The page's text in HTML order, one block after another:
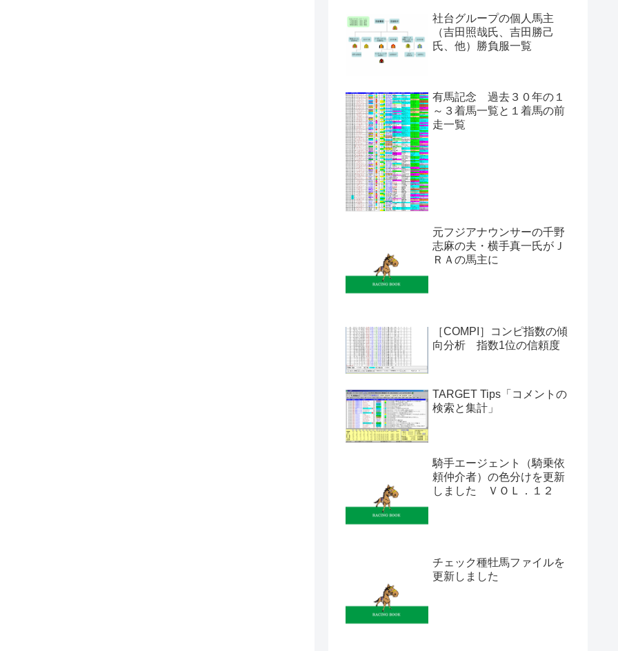
社台グループの個人馬主
（吉田照哉氏、吉田勝己
氏、他）勝負服一覧
有馬記念 過去３０年の１
～３着馬一覧と１着馬の前
走一覧
元フジアナウンサーの千野
志麻の夫・横手真一氏がＪ
ＲＡの馬主に
［COMPI］コンピ指数の傾
向分析 指数1位の信頼度
TARGET Tips「コメントの
検索と集計」
騎手エージェント（騎乗依
頼仲介者）の色分けを更新
しました ＶＯＬ．１２
チェック種牡馬ファイルを
更新しました